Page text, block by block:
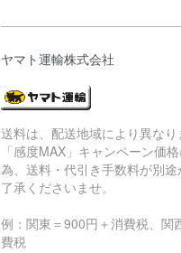
ヤマト運輸株式会社
送料は、配送地域により異なり
「感度MAX」キャンペーン価
為、送料・代引き手数料が別
了承くださいませ。
例：関東＝900円＋消費税、関
費税